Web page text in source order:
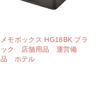
メモボックス HG18BK ブラ
ック 店舗用品 運営備
品 ホテル